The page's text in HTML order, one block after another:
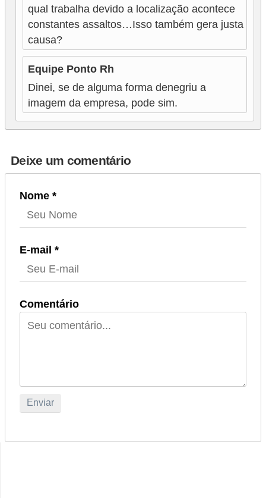
qual trabalha devido a localização acontece
constantes assaltos…Isso também gera justa
causa?
Equipe Ponto Rh
Dinei, se de alguma forma denegriu a
imagem da empresa, pode sim.
Deixe um comentário
Nome *
E-mail *
Comentário